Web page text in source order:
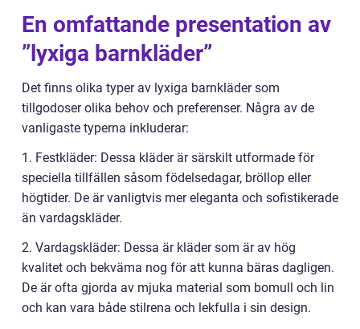
En omfattande presentation av
”lyxiga barnkläder”
Det finns olika typer av lyxiga barnkläder som
tillgodoser olika behov och preferenser. Några av de
vanligaste typerna inkluderar:
1. Festkläder: Dessa kläder är särskilt utformade för
speciella tillfällen såsom födelsedagar, bröllop eller
högtider. De är vanligtvis mer eleganta och sofistikerade
än vardagskläder.
2. Vardagskläder: Dessa är kläder som är av hög
kvalitet och bekväma nog för att kunna bäras dagligen.
De är ofta gjorda av mjuka material som bomull och lin
och kan vara både stilrena och lekfulla i sin design.